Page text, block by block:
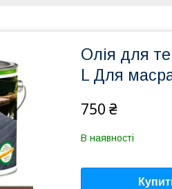
Олія для
L Для
750 ₴
В наявності